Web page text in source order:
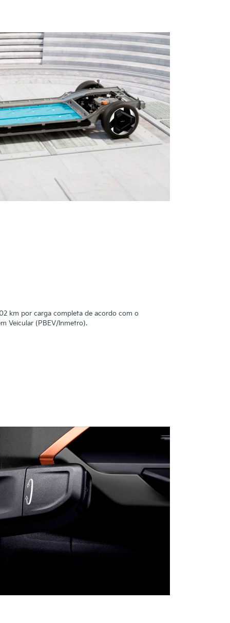
km por carga completa de acordo com o
Veicular (PBEV/Inmetro).